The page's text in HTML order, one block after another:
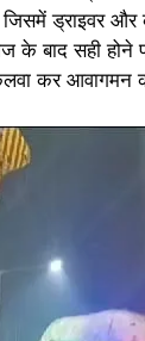
जिसमें ड्राइवर
के बाद सही होने
कर